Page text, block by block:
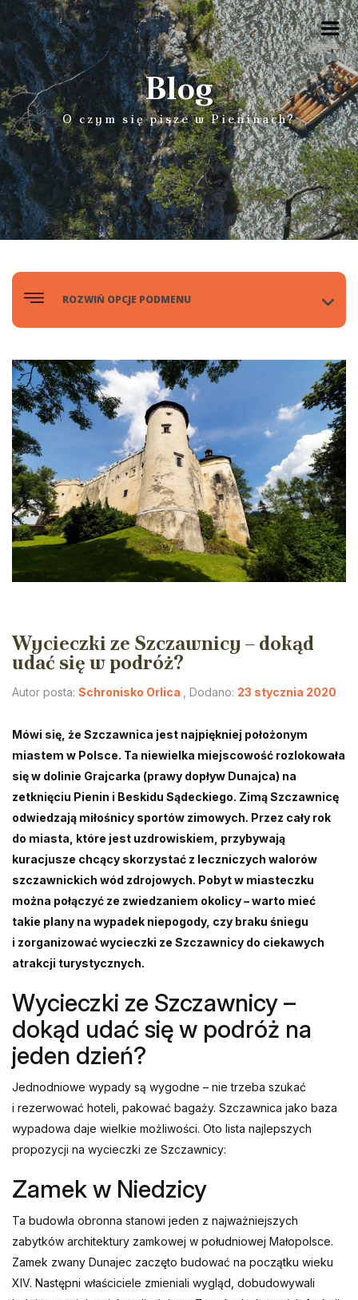
Blog
O czym się pisze w Pieninach?
>
ROZWIŃ OPCJE PODMENU
Wycieczki ze Szczawnicy – dokąd
udać się w podróż?
Autor posta: Schronisko Orlica , Dodano: 23 stycznia 2020
Mówi się, że Szczawnica jest najpiękniej położonym
miastem w Polsce. Ta niewielka miejscowość rozlokowała
się w dolinie Grajcarka (prawy dopływ Dunajca) na
zetknięciu Pienin i Beskidu Sądeckiego. Zimą Szczawnicę
odwiedzają miłośnicy sportów zimowych. Przez cały rok
do miasta, które jest uzdrowiskiem, przybywają
kuracjusze chcący skorzystać z leczniczych walorów
szczawnickich wód zdrojowych. Pobyt w miasteczku
można połączyć ze zwiedzaniem okolicy – warto mieć
takie plany na wypadek niepogody, czy braku śniegu
i zorganizować wycieczki ze Szczawnicy do ciekawych
atrakcji turystycznych.
Wycieczki ze Szczawnicy –
dokąd udać się w podróż na
jeden dzień?
Jednodniowe wypady są wygodne – nie trzeba szukać
i rezerwować hoteli, pakować bagaży. Szczawnica jako baza
wypadowa daje wielkie możliwości. Oto lista najlepszych
propozycji na wycieczki ze Szczawnicy:
Zamek w Niedzicy
Ta budowla obronna stanowi jeden z najważniejszych
zabytków architektury zamkowej w południowej Małopolsce.
Zamek zwany Dunajec zaczęto budować na początku wieku
XIV. Następni właściciele zmieniali wygląd, dobudowywali